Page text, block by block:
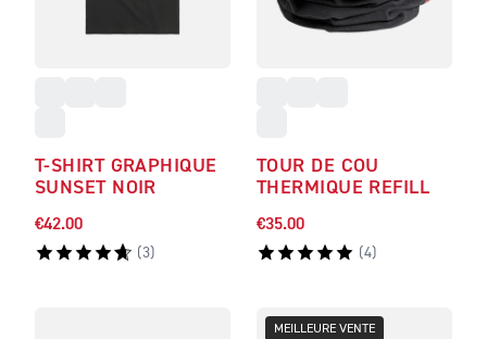
T-SHIRT GRAPHIQUE
SUNSET NOIR
€42.00
(3)
TOUR DE COU
THERMIQUE REFILL
€35.00
(4)
MEILLEURE VENTE